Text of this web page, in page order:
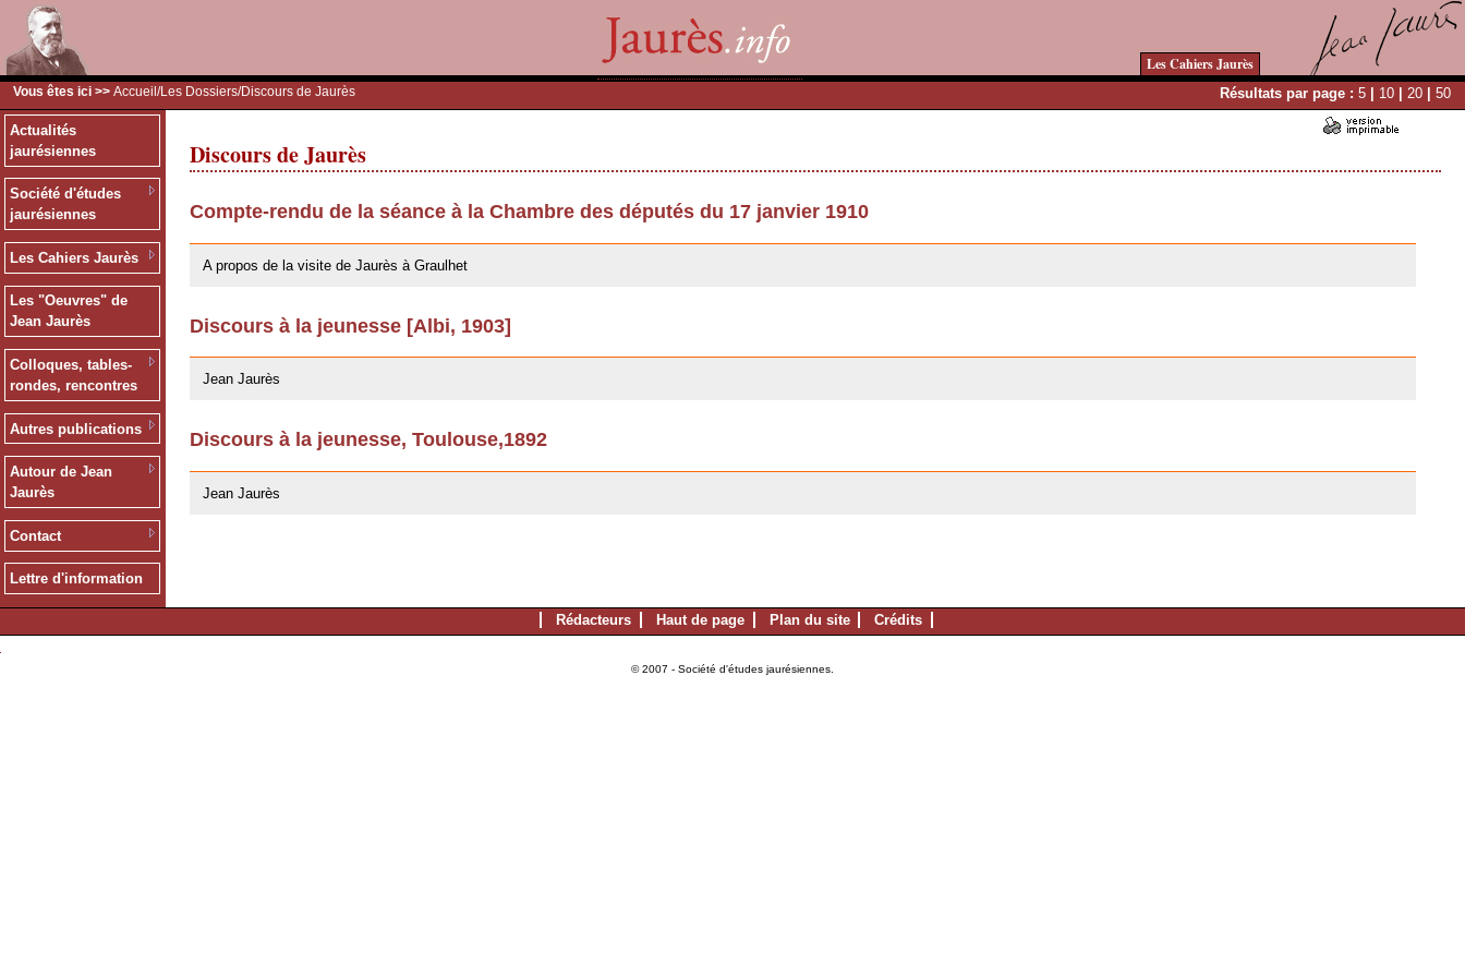
Les Cahiers Jaurès
Vous êtes ici >> Accueil /Les Dossiers/Discours de Jaurès Résultats par page : 5 | 10 | 20 | 50
Actualités
jaurésiennes
Société d'études
jaurésiennes
Les Cahiers Jaurès
Les "Oeuvres" de
Jean Jaurès
Colloques, tables-
rondes, rencontres
Autres publications
Autour de Jean
Jaurès
Contact
Lettre d'information
Discours de Jaurès
Compte-rendu de la séance à la Chambre des députés du 17 janvier 1910
A propos de la visite de Jaurès à Graulhet
Discours à la jeunesse [Albi, 1903]
Jean Jaurès
Discours à la jeunesse, Toulouse,1892
Jean Jaurès
Rédacteurs Haut de page Plan du site Crédits
© 2007 - Société d'études jaurésiennes.